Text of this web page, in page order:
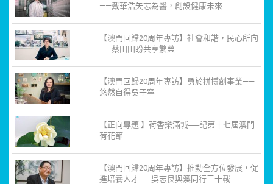
——戴華浩矢志為醫，創設健康未來
【澳門回歸20周年專訪】社會和諧，民心所向
——蔡田田盼共享繁榮
【澳門回歸20周年專訪】勇於拼搏創事業——
悠然自得吳子寧
【正向專題 】荷香樂滿城──記第十七屆澳門
荷花節
【澳門回歸20周年專訪】推動全方位發展，促
進培養人才——吳志良與澳同行三十載